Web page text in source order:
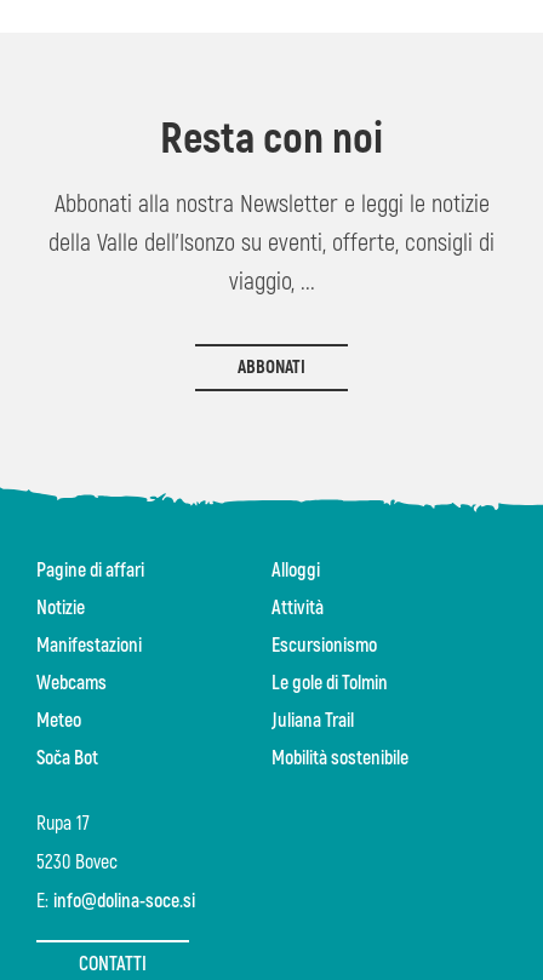
Resta con noi
Abbonati alla nostra Newsletter e leggi le notizie
della Valle dell'Isonzo su eventi, offerte, consigli di
viaggio, ...
ABBONATI
Rupa 17
5230 Bovec
E: info@dolina-soce.si
CONTATTI
Pagine di affari
Notizie
Manifestazioni
Webcams
Meteo
Soča Bot
Alloggi
Attività
Escursionismo
Le gole di Tolmin
Juliana Trail
Mobilità sostenibile